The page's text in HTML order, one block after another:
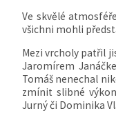
Ve skvělé
všichni mohli
Mezi vrcholy patřil
Jaromírem
Tomáš nenechal
zmínit slibné
Jurný či Dominika